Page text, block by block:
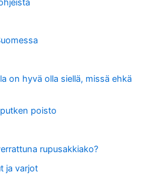
on hyvä olla siellä, missä ehkä
poisto
rupusakkiako?
ja varjot